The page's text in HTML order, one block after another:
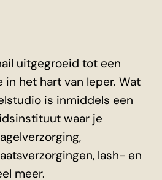
uitgegroeid tot een
het hart van Ieper. Wat
is inmiddels een
waar je
lash- en
meer.